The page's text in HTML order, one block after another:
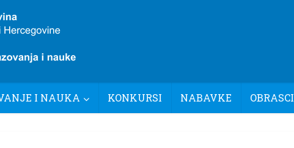
I NAUKA KONKURSI NABAVKE OBRASCI